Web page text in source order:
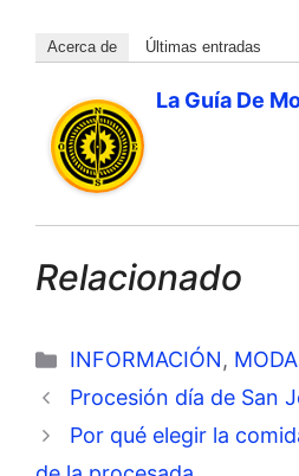
Acerca de Últimas entradas
La Guía De
Relacionado
Categorías
INFORMACIÓN, MODA
Procesión día de San
Por qué elegir la